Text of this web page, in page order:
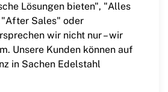
Lösungen bieten", "Alles
Sales" oder
wir nicht nur – wir
Unsere Kunden können auf
in Sachen Edelstahl